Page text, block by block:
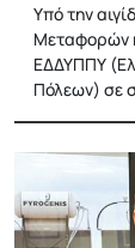
Υπό την
Μεταφορών
ΕΔΔΥΠΠΥ
Πόλεων) σε